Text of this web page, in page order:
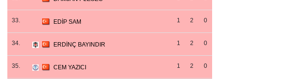
33. EDİP SAM 1 2 0
34. ERDİNÇ BAYINDIR 1 2 0
35. CEM YAZICI 1 2 0